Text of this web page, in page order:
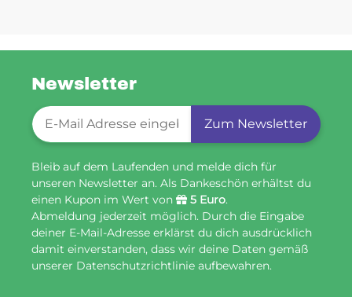
Newsletter
Newsletter-Registrierung
Zum Newsletter
Bleib auf dem Laufenden und melde dich für
unseren Newsletter an. Als Dankeschön erhältst du
einen Kupon im Wert von
5 Euro.
Abmeldung jederzeit möglich. Durch die Eingabe
deiner E-Mail-Adresse erklärst du dich ausdrücklich
damit einverstanden, dass wir deine Daten gemäß
unserer Datenschutzrichtlinie aufbewahren.